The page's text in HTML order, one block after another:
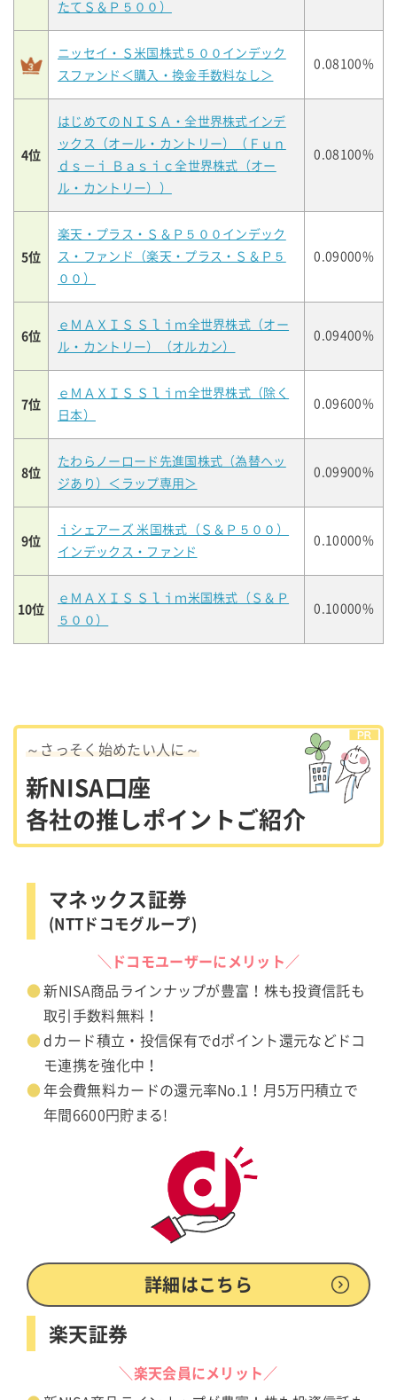
たてＳ＆Ｐ５００）
ニッセイ・Ｓ米国株式５００インデック
スファンド＜購入・換金手数料なし＞
0.08100%
4位
はじめてのＮＩＳＡ・全世界株式インデ
ックス（オール・カントリー）（Ｆｕｎ
ｄｓ－ｉ Ｂａｓｉｃ全世界株式（オー
ル・カントリー））
0.08100%
5位
楽天・プラス・Ｓ＆Ｐ５００インデック
ス・ファンド（楽天・プラス・Ｓ＆Ｐ５
００）
0.09000%
6位
ｅＭＡＸＩＳ Ｓｌｉｍ全世界株式（オー
ル・カントリー）（オルカン）
0.09400%
7位
ｅＭＡＸＩＳ Ｓｌｉｍ全世界株式（除く
日本）
0.09600%
8位
たわらノーロード先進国株式（為替ヘッ
ジあり）＜ラップ専用＞
0.09900%
9位
ｉシェアーズ 米国株式（Ｓ＆Ｐ５００）
インデックス・ファンド
0.10000%
10位
ｅＭＡＸＩＳ Ｓｌｉｍ米国株式（Ｓ＆Ｐ
５００）
0.10000%
～さっそく始めたい人に～
新NISA口座
各社の推しポイントご紹介
マネックス証券
(NTTドコモグループ)
＼ドコモユーザーにメリット／
新NISA商品ラインナップが豊富！株も投資信託も
取引手数料無料！
dカード積立・投信保有でdポイント還元などドコ
モ連携を強化中！
年会費無料カードの還元率No.1！月5万円積立で
年間6600円貯まる!
詳細はこちら
楽天証券
＼楽天会員にメリット／